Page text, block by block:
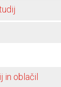
in oblačil